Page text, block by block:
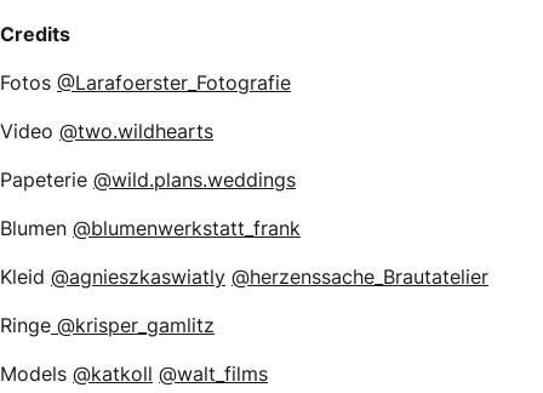
Credits
Fotos @Larafoerster_Fotografie
Video @two.wildhearts
Papeterie @wild.plans.weddings
Blumen @blumenwerkstatt_frank
Kleid @agnieszkaswiatly @herzenssache_Brautatelier
Ringe @krisper_gamlitz
Models @katkoll @walt_films